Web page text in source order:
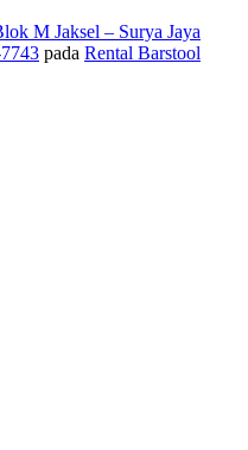
M Jaksel – Surya Jaya
pada Rental Barstool